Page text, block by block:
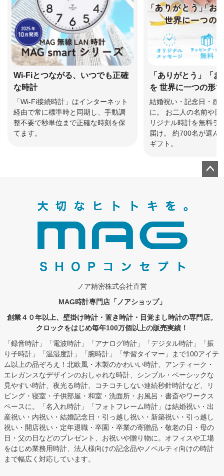
Wi-Fiとつながる、いつでも正確
な時計
「Wi-Fi接続時計」はインターネット
経由で常に標準時と同期し、手動調
整不要で秒単位まで正確な時刻を保
てます。
「ありがとう」「
を 世界に一つの形
結婚祝い・記念日・感
に。 お二人の名前や日
リジナル時計を無料ラ
届け。 約700名が選ん
ギフト。
ノア精密株式会社直営
MAG時計専門店「ノアショップ」
創業４０年以上、壁掛け時計・置き時計・目覚まし時計の専門店。
クロックをはじめ毎年100万個以上の販売実績！
「録音時計」「電波時計」「アナログ時計」「デジタル時計」「振
り子時計」「温湿度計」「腕時計」「学習タイマー」まで100アイテ
ム以上の品ぞろえ！北欧風・木製のかわいい時計、アンティーク・
エレガンスなデザインのおしゃれな時計、シンプル・ベーシックな
見やすい時計、夜光る時計、コチコチしない連続秒針時計など、リ
ビング・寝室・子供部屋・和室・洗面所・お風呂・書斎やワークス
ペースに。「名入れ時計」「フォトフレーム時計」は結婚祝い・出
産祝い・内祝い・結婚記念日・引っ越し祝い・新築祝い・引っ越し
祝い・開店祝い・定年退職・卒園・卒業の寄贈品・敬老の日・母の
日・父の日などのプレゼント、お祝いや贈り物に。オフィスや工場
をはじめ業務用時計、法人様向けの記念品やノベルティ向けの時計
まで幅広く対応しています。